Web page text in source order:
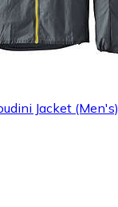
Jacket (Men's)